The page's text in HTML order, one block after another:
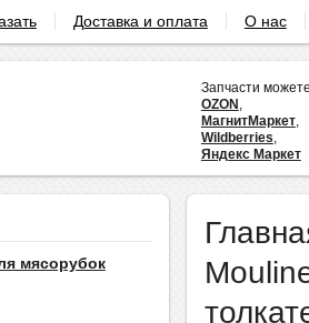
Доставка и оплата О нас
Запчасти
OZON ,
МагнитМаркет,
Wildberries,
Яндекс Маркет
мясорубок